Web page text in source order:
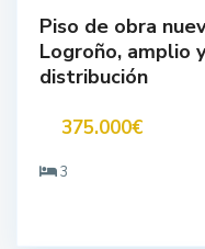
Piso de obra
Logroño, amplio
distribución
375.000€
3